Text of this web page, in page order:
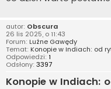
autor: Obscura
26 lis 2025, o 11:43
Forum: Luźne Gawędy
Temat: Konopie w Indiach: od
Odpowiedzi: 1
Odsłony: 3397
Konopie w Indiach: